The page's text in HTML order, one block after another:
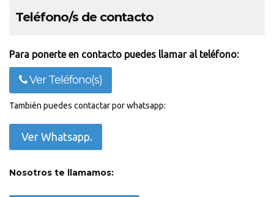
Teléfono/s de contacto
Para ponerte en contacto puedes llamar al teléfono:
Ver Teléfono(s)
También puedes contactar por whatsapp:
Ver Whatsapp.
Nosotros te llamamos: